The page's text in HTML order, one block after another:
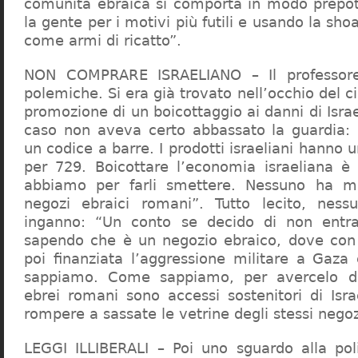
comunità ebraica si comporta in modo
la gente per i motivi più futili e usando la
come armi di ricatto”.
NON COMPRARE ISRAELIANO – Il
polemiche. Si era già trovato nell’occhio del
promozione di un boicottaggio ai danni di
caso non aveva certo abbassato la guardia:
un codice a barre. I prodotti israeliani hanno
per 729. Boicottare l’economia israeliana è
abbiamo per farli smettere. Nessuno ha
negozi ebraici romani”. Tutto lecito,
inganno: “Un conto se decido di non
sapendo che è un negozio ebraico, dove
poi finanziata l’aggressione militare a
sappiamo. Come sappiamo, per avercelo
ebrei romani sono accessi sostenitori di
rompere a sassate le vetrine degli stessi
LEGGI ILLIBERALI – Poi uno sguardo alla